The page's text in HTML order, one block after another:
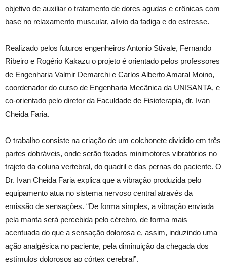
objetivo de auxiliar o tratamento de dores agudas e crônicas com
base no relaxamento muscular, alívio da fadiga e do estresse.
Realizado pelos futuros engenheiros Antonio Stivale, Fernando
Ribeiro e Rogério Kakazu o projeto é orientado pelos professores
de Engenharia Valmir Demarchi e Carlos Alberto Amaral Moino,
coordenador do curso de Engenharia Mecânica da UNISANTA, e
co-orientado pelo diretor da Faculdade de Fisioterapia, dr. Ivan
Cheida Faria.
O trabalho consiste na criação de um colchonete dividido em três
partes dobráveis, onde serão fixados minimotores vibratórios no
trajeto da coluna vertebral, do quadril e das pernas do paciente. O
Dr. Ivan Cheida Faria explica que a vibração produzida pelo
equipamento atua no sistema nervoso central através da
emissão de sensações. “De forma simples, a vibração enviada
pela manta será percebida pelo cérebro, de forma mais
acentuada do que a sensação dolorosa e, assim, induzindo uma
ação analgésica no paciente, pela diminuição da chegada dos
estímulos dolorosos ao córtex cerebral”.